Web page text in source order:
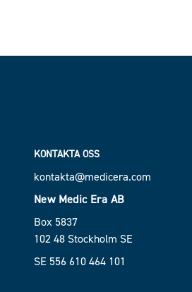
KONTAKTA OSS
kontakta@medicera.com
New Medic Era AB
Box 5837
102 48 Stockholm SE
SE 556 610 464 101